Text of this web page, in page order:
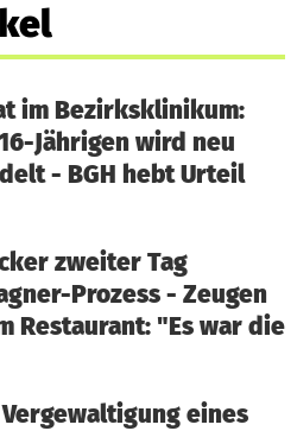
im Bezirksklinikum:
Jährigen wird neu
- BGH hebt Urteil
zweiter Tag
Prozess - Zeugen
Restaurant: "Es war die
eines